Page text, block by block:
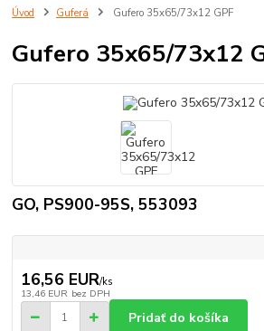
Úvod Guferá Gufero 35x65/73x12 GPF
Gufero 35x65/73x12
GO, PS900-95S, 553093
16,56 EUR/ks
13,46 EUR bez DPH
Pridať do košíka